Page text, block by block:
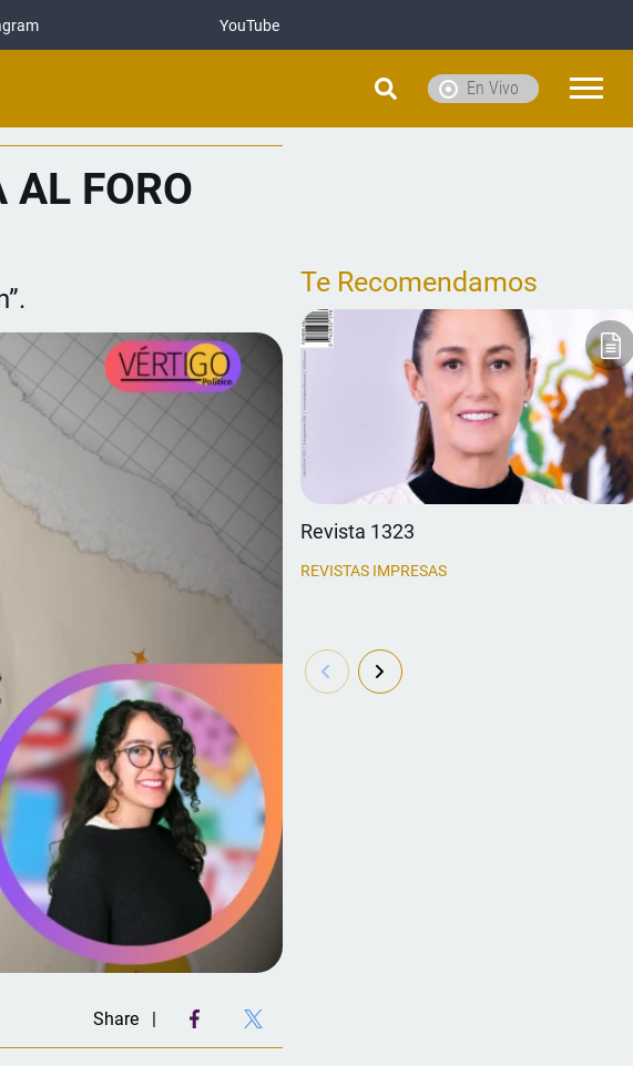
YouTube
En Vivo
AL FORO
Share
Te Recomendamos
Revista 1323
REVISTAS IMPRESAS